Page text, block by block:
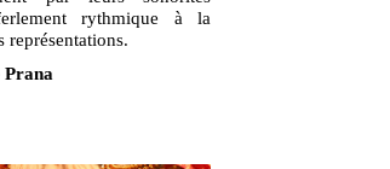
rythmique à la
représentations.
Prana